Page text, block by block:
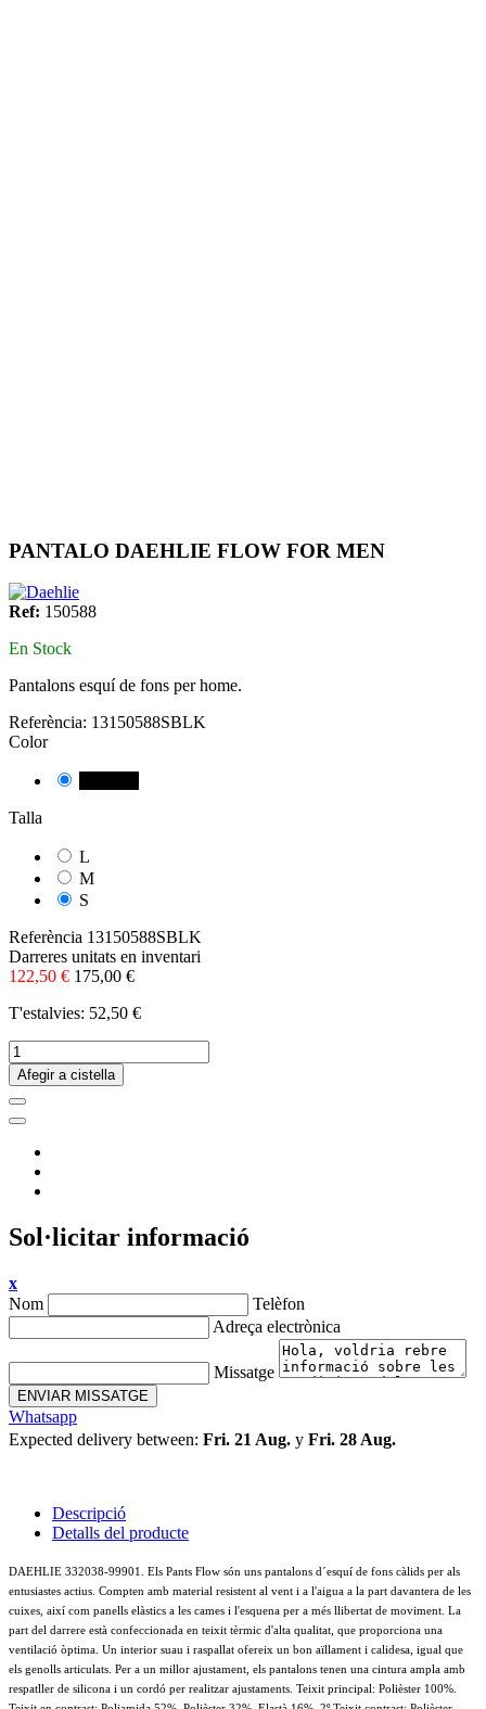
PANTALO DAEHLIE FLOW FOR MEN
Ref: 150588
En Stock
Pantalons esquí de fons per home.
Referència: 13150588SBLK
Color
Talla
L
M
S
Referència 13150588SBLK
Darreres unitats en inventari
122,50 € 175,00 €
T'estalvies: 52,50 €
Afegir a cistella
Sol·licitar informació
x
Nom
Telèfon
Adreça electrònica
Missatge
ENVIAR MISSATGE
Whatsapp
Expected delivery between: Fri. 21 Aug. y Fri. 28 Aug.
Descripció
Detalls del producte
DAEHLIE 332038-99901. Els Pants Flow són uns pantalons d´esquí de fons càlids per als
entusiastes actius. Compten amb material resistent al vent i a l'aigua a la part davantera de les
cuixes, així com panells elàstics a les cames i l'esquena per a més llibertat de moviment. La
part del darrere està confeccionada en teixit tèrmic d'alta qualitat, que proporciona una
ventilació òptima. Un interior suau i raspallat ofereix un bon aïllament i calidesa, igual que
els genolls articulats. Per a un millor ajustament, els pantalons tenen una cintura ampla amb
respatller de silicona i un cordó per realitzar ajustaments. Teixit principal: Polièster 100%.